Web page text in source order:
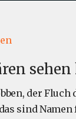
der Fluch
sind Namen